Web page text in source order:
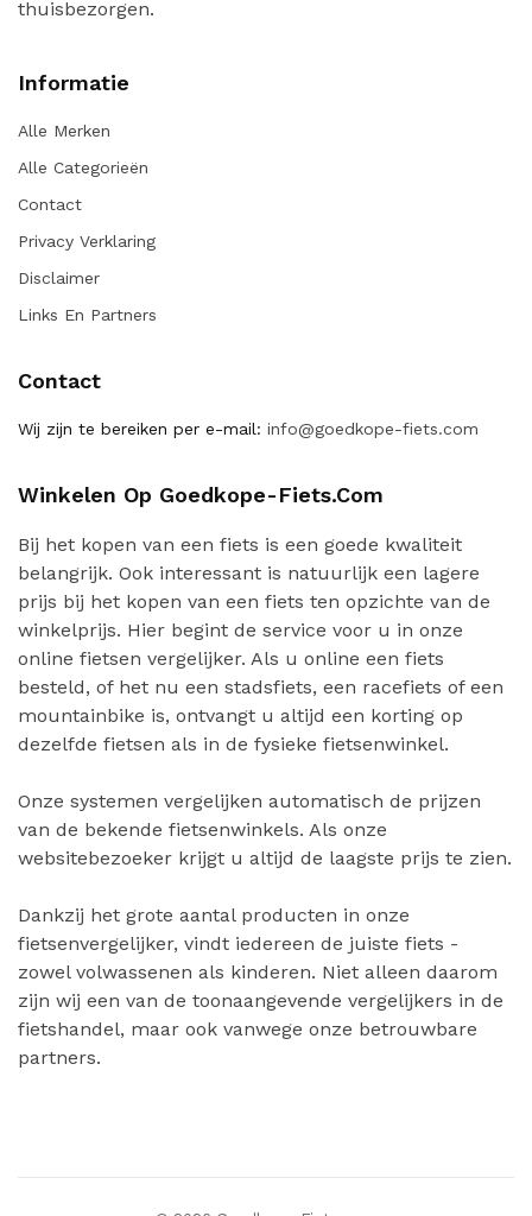
thuisbezorgen.
Informatie
Alle Merken
Alle Categorieën
Contact
Privacy Verklaring
Disclaimer
Links En Partners
Contact
Wij zijn te bereiken per e-mail: info@goedkope-fiets.com
Winkelen Op Goedkope-Fiets.com
Bij het kopen van een fiets is een goede kwaliteit
belangrijk. Ook interessant is natuurlijk een lagere
prijs bij het kopen van een fiets ten opzichte van de
winkelprijs. Hier begint de service voor u in onze
online fietsen vergelijker. Als u online een fiets
besteld, of het nu een stadsfiets, een racefiets of een
mountainbike is, ontvangt u altijd een korting op
dezelfde fietsen als in de fysieke fietsenwinkel.
Onze systemen vergelijken automatisch de prijzen
van de bekende fietsenwinkels. Als onze
websitebezoeker krijgt u altijd de laagste prijs te zien.
Dankzij het grote aantal producten in onze
fietsenvergelijker, vindt iedereen de juiste fiets -
zowel volwassenen als kinderen. Niet alleen daarom
zijn wij een van de toonaangevende vergelijkers in de
fietshandel, maar ook vanwege onze betrouwbare
partners.